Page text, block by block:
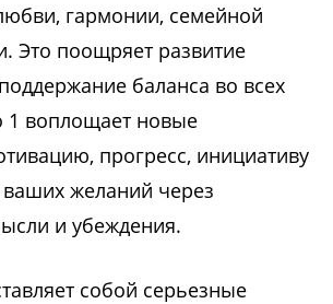
гармонии, семейной
Это поощряет развитие
баланса во всех
1 воплощает новые
прогресс, инициативу
желаний через
и убеждения.
собой серьезные